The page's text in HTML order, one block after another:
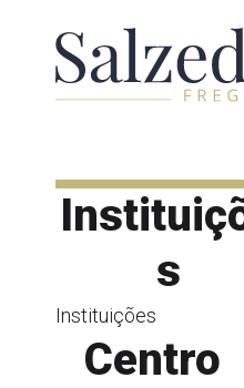
s
Instituições
Centro